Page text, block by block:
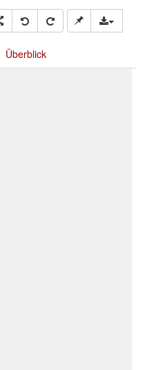
Überblick